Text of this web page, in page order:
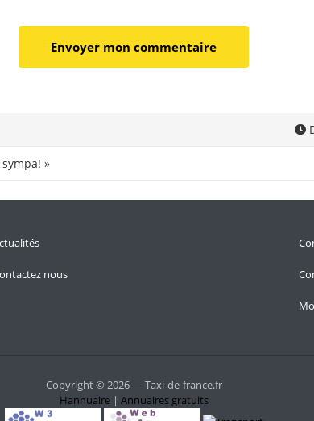
»
nous
Copyright © 2026 — Taxi-de-france.fr
Hannuaire| Annuaires gratuits